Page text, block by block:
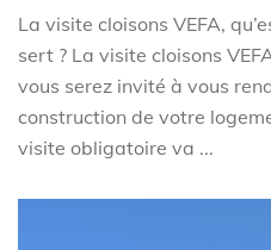
La visite cloisons VEFA,
sert ? La visite cloisons
vous serez invité à vous
construction de votre
visite obligatoire va ...